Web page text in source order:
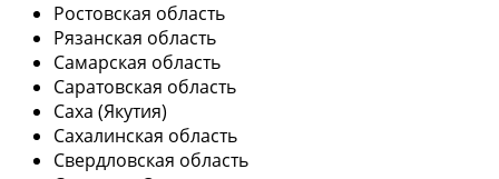
Ростовская область
Рязанская область
Самарская область
Саратовская область
Саха (Якутия)
Сахалинская область
Свердловская область